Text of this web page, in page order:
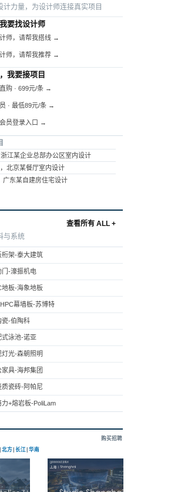
计力量，为设计师连接真实项目
要找设计师
师，请帮我搭线 →
师，请帮我推荐 →
我要接项目
购 · 699元/条 →
· 最低89元/条 →
员登录入口 →
江某企业总部办公区室内设计
北京某餐厅室内设计
广东某自建房住宅设计
查看所有 ALL +
与系统
架-泰大建筑
门-濠振机电
板-海象地板
幕墙板-苏博特
瓷-伯陶科
式泳池-诺亚
光-森朝照明
具-海邦集团
瓷砖-阿帕尼
+熔岩板-PoliLam